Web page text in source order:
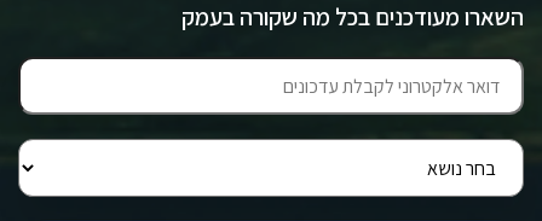
השארו מעודכנים בכל מה שקורה בעמק